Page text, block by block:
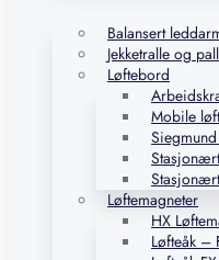
Balansert
Jekketralle og
Løftebord
Mobile
Løftemagneter
HX
Løfteåk –